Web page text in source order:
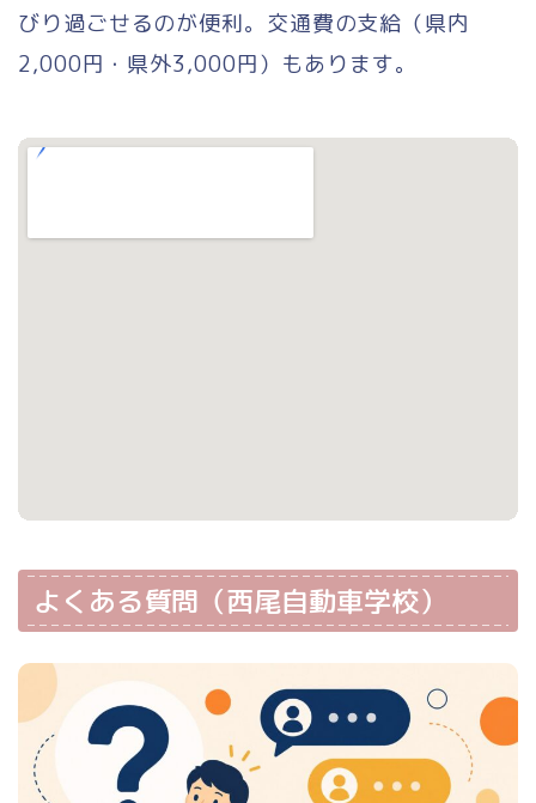
びり過ごせるのが便利。交通費の支給（県内
2,000円・県外3,000円）もあります。
よくある質問（西尾自動車学校）